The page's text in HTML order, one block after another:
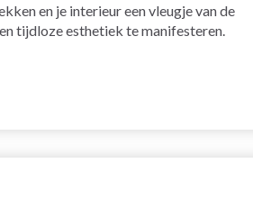
en je interieur een vleugje van de
tijdloze esthetiek te manifesteren.